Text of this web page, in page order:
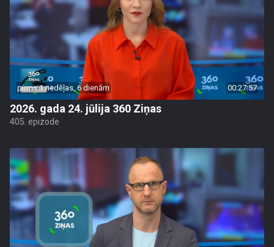
pirms 1 nedēļas, 6 dienām 00:27:57
2026. gada 24. jūlija 360 Ziņas
405. epizode